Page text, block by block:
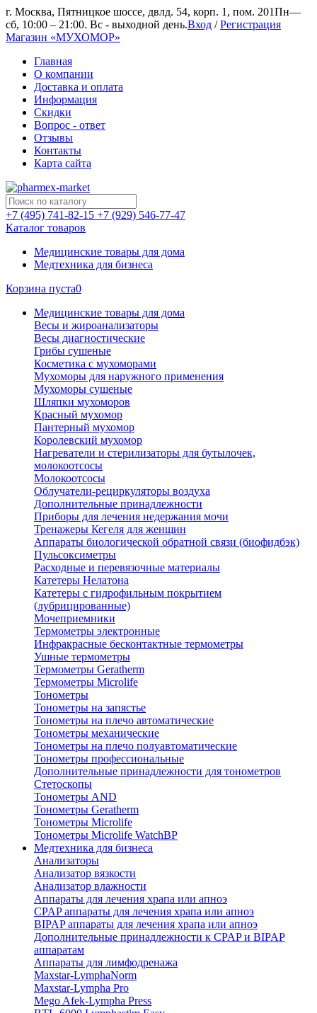
г. Москва, Пятницкое шоссе, двлд. 54, корп. 1, пом. 201Пн—
сб, 10:00 – 21:00. Вс - выходной день.Вход /Регистрация
Магазин «МУХОМОР»
Главная
О компании
Доставка и оплата
Информация
Скидки
Вопрос - ответ
Отзывы
Контакты
Карта сайта
+7 (495) 741-82-15 +7 (929) 546-77-47
Каталог товаров
Медицинские товары для дома
Медтехника для бизнеса
Корзина пуста0
Медицинские товары для дома
Весы и жироанализаторы
Весы диагностические
Грибы сушеные
Косметика с мухоморами
Мухоморы для наружного применения
Мухоморы сушеные
Шляпки мухоморов
Красный мухомор
Пантерный мухомор
Королевский мухомор
Нагреватели и стерилизаторы для бутылочек,
молокоотсосы
Молокоотсосы
Облучатели-рециркуляторы воздуха
Дополнительные принадлежности
Приборы для лечения недержания мочи
Тренажеры Кегеля для женщин
Аппараты биологической обратной связи (биофидбэк)
Пульсоксиметры
Расходные и перевязочные материалы
Катетеры Нелатона
Катетеры с гидрофильным покрытием
(лубрицированные)
Мочеприемники
Термометры электронные
Инфракрасные бесконтактные термометры
Ушные термометры
Термометры Geratherm
Термометры Microlife
Тонометры
Тонометры на запястье
Тонометры на плечо автоматические
Тонометры механические
Тонометры на плечо полуавтоматические
Тонометры профессиональные
Дополнительные принадлежности для тонометров
Стетоскопы
Тонометры AND
Тонометры Geratherm
Тонометры Microlife
Тонометры Microlife WatchBP
Медтехника для бизнеса
Анализаторы
Анализатор вязкости
Анализатор влажности
Аппараты для лечения храпа или апноэ
CPAP аппараты для лечения храпа или апноэ
BIPAP аппараты для лечения храпа или апноэ
Дополнительные принадлежности к CPAP и BIPAP
аппаратам
Аппараты для лимфодренажа
Maxstar-LymphaNorm
Maxstar-Lympha Pro
Mego Afek-Lympha Press